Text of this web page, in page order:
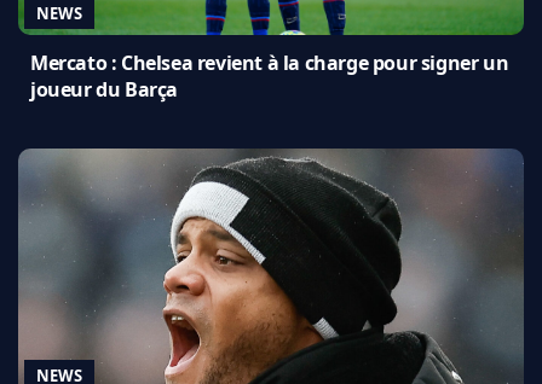
NEWS
Mercato : Chelsea revient à la charge pour signer un
joueur du Barça
NEWS